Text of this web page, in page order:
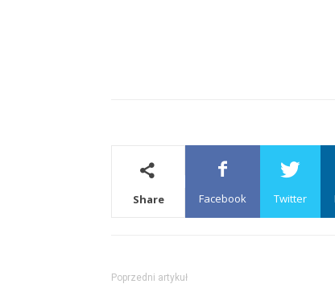
Share Facebook Twitter
Poprzedni artykuł